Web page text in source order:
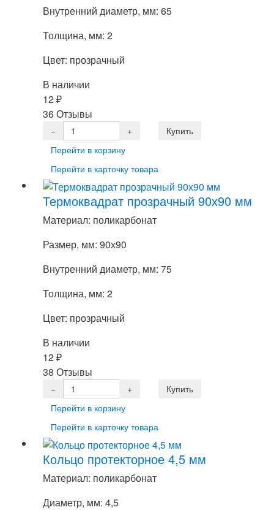
Внутренний диаметр, мм: 65
Толщина, мм: 2
Цвет: прозрачный
В наличии
12₽
36 Отзывы
Перейти в корзину
Перейти в карточку товара
Термоквадрат прозрачный 90х90 мм
Материал: поликарбонат
Размер, мм: 90х90
Внутренний диаметр, мм: 75
Толщина, мм: 2
Цвет: прозрачный
В наличии
12₽
38 Отзывы
Перейти в корзину
Перейти в карточку товара
Кольцо протекторное 4,5 мм
Материал: поликарбонат
Диаметр, мм: 4,5